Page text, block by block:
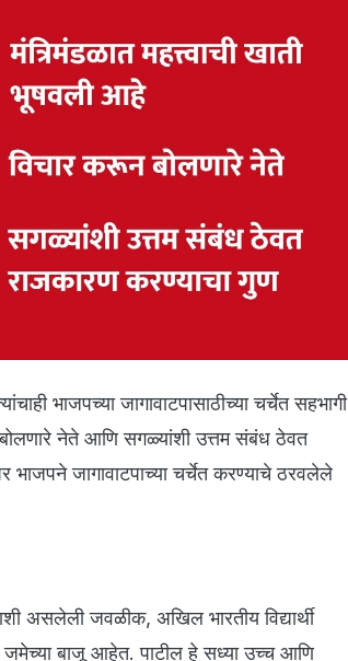
भाजपच्या जागावाटपासाठीच्या चर्चेत सहभागी
नेते आणि सगळ्यांशी उत्तम संबंध ठेवत
भाजपने जागावाटपाच्या चर्चेत करण्याचे ठरवलेले
असलेली जवळीक, अखिल भारतीय विद्यार्थी
जमेच्या बाजू आहेत. पाटील हे सध्या उच्च आणि